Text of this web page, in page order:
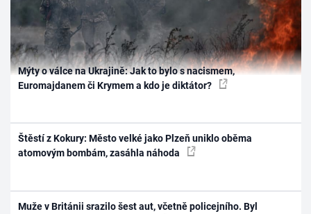
Mýty o válce na Ukrajině: Jak to bylo s nacismem,
Euromajdanem či Krymem a kdo je diktátor?
Štěstí z Kokury: Město velké jako Plzeň uniklo oběma
atomovým bombám, zasáhla náhoda
Muže v Británii srazilo šest aut, včetně policejního. Byl